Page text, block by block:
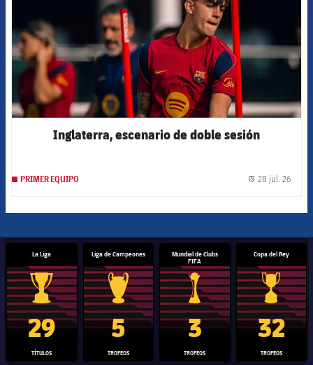
Inglaterra, escenario de doble sesión
PRIMER EQUIPO 28 jul. 26
La Liga
Trofeo de La Liga
29
TÍTULOS
Liga de Campeones
Trofeo de la Liga de Campeones
5
TROFEOS
Mundial de Clubs
FIFA
Trofeo del Mundial de
3
TROFEOS
Copa del Rey
Copa del
32
TROFEOS